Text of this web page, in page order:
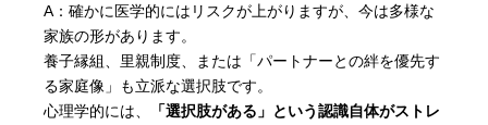
A：確かに医学的にはリスクが上がりますが、今は多様な
家族の形があります。
養子縁組、里親制度、または「パートナーとの絆を優先す
る家庭像」も立派な選択肢です。
心理学的には、
「選択肢がある」という認識自体がストレ